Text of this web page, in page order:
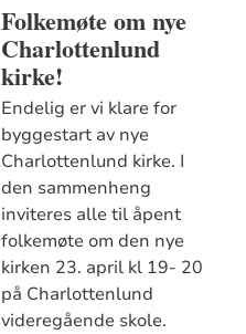
Folkemøte om nye
Charlottenlund
kirke!
Endelig er vi klare for
byggestart av nye
Charlottenlund kirke. I
den sammenheng
inviteres alle til åpent
folkemøte om den nye
kirken 23. april kl 19- 20
på Charlottenlund
videregående skole.